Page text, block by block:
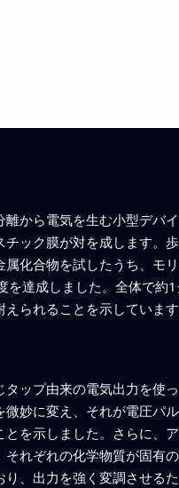
から電気を生む小型デバ
ック膜が対を成します。
化合物を試したうち、モ
達成しました。全体で約
られることを示しています
ップ由来の電気出力を使
妙に変え、それが電圧パ
を示しました。さらに、
れぞれの化学物質が固有
、出力を強く変調させる